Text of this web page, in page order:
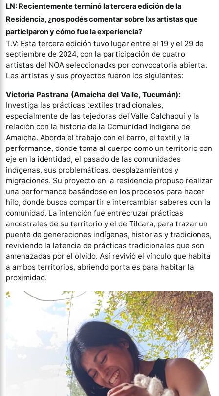
LN: Recientemente terminó la tercera edición de la
Residencia, ¿nos podés comentar sobre lxs artistas que
participaron y cómo fue la experiencia?
T.V: Esta tercera edición tuvo lugar entre el 19 y el 29 de
septiembre de 2024, con la participación de cuatro
artistas del NOA seleccionadxs por convocatoria abierta.
Les artistas y sus proyectos fueron los siguientes:
Victoria Pastrana (Amaicha del Valle, Tucumán):
Investiga las prácticas textiles tradicionales,
especialmente de las tejedoras del Valle Calchaquí y la
relación con la historia de la Comunidad Indígena de
Amaicha. Aborda el trabajo con el barro, el textil y la
performance, donde toma al cuerpo como un territorio con
eje en la identidad, el pasado de las comunidades
indígenas, sus problemáticas, desplazamientos y
migraciones. Su proyecto en la residencia propuso realizar
una performance basándose en los procesos para hacer
hilo, donde busca compartir e intercambiar saberes con la
comunidad. La intención fue entrecruzar prácticas
ancestrales de su territorio y el de Tilcara, para trazar un
puente de generaciones indígenas, historias y tradiciones,
reviviendo la latencia de prácticas tradicionales que son
amenazadas por el olvido. Así revivió el vínculo que habita
a ambos territorios, abriendo portales para habitar la
proximidad.